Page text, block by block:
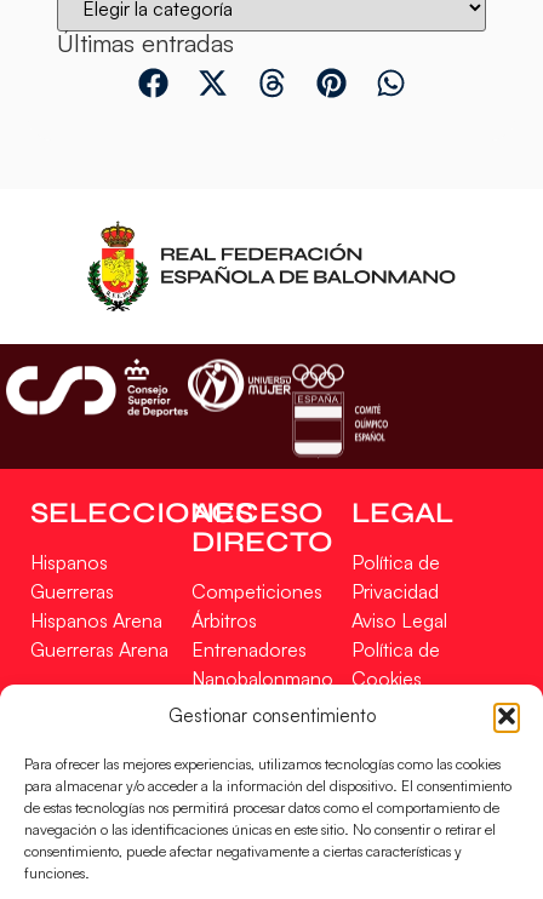
Gestionar consentimiento
Para ofrecer las mejores experiencias, utilizamos tecnologías como las cookies
para almacenar y/o acceder a la información del dispositivo. El consentimiento
de estas tecnologías nos permitirá procesar datos como el comportamiento de
navegación o las identificaciones únicas en este sitio. No consentir o retirar el
consentimiento, puede afectar negativamente a ciertas características y
funciones.
Últimas entradas
SELECCIONES
Hispanos
Guerreras
Hispanos Arena
Guerreras Arena
ACCESO
DIRECTO
Competiciones
Árbitros
Entrenadores
Nanobalonmano
Tienda
LEGAL
Política de
Privacidad
Aviso Legal
Política de
Cookies
Mapa Web
Incidencias
CONTACTO
EN
FINANCIADO